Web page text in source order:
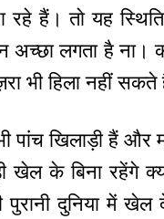
रहे हैं। तो यह
लगता है ना।
भी हिला नहीं सकते
पांच खिलाड़ी हैं और
खेल के बिना रहेंगे
दुनिया में खेल